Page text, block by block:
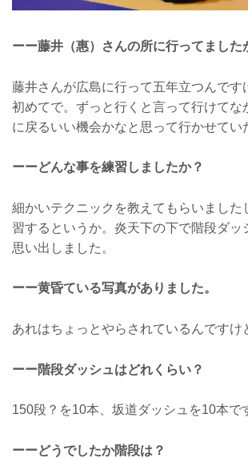
ーー藤井（惠）さんの所に行ってました
藤井さんが広島に行って五年立つんです
初めてで。ずっと行くと言って行けてな
に戻るいい機会かなと思って行かせてい
ーーどんな事を練習しましたか？
細かいテクニックを教えてもらいました
習するというか。炎天下の下で階段ダッ
思い出しました。
ーー黄昏ている写真がありました。
あれはちょっとやらされているんですけ
ーー階段ダッシュはどれくらい？
150段？を10本、坂道ダッシュを10本で
ーーどうでしたか階段は？